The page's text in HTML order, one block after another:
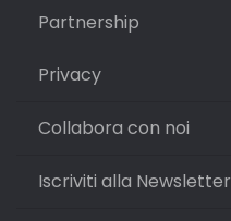
Partnership
Privacy
Collabora con noi
Iscriviti alla Newsletter